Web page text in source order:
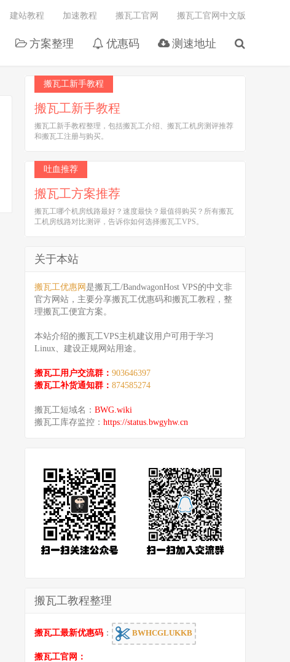
方案整理 优惠码 测速地址
建站教程 加速教程 搬瓦工官网 搬瓦工官网中文版
搬瓦工新手教程
搬瓦工新手教程
搬瓦工新手教程整理，包括搬瓦工介绍、搬瓦工机房测评推荐
和搬瓦工注册与购买。
吐血推荐
搬瓦工方案推荐
搬瓦工哪个机房线路最好？速度最快？最值得购买？所有搬瓦
工机房线路对比测评，告诉你如何选择搬瓦工VPS。
关于本站
搬瓦工优惠网 是搬瓦工/BandwagonHost VPS的中文非
官方网站，主要分享搬瓦工优惠码和搬瓦工教程，整
理搬瓦工便宜方案。
本站介绍的搬瓦工VPS主机建议用户可用于学习
Linux、建设正规网站用途。
搬瓦工用户交流群： 903646397
搬瓦工补货通知群： 874585274
搬瓦工短域名： BWG.wiki
搬瓦工库存监控： https://status.bwgyhw.cn
搬瓦工教程整理
搬瓦工最新优惠码 ： BWHCGLUKKB
搬瓦工官网：